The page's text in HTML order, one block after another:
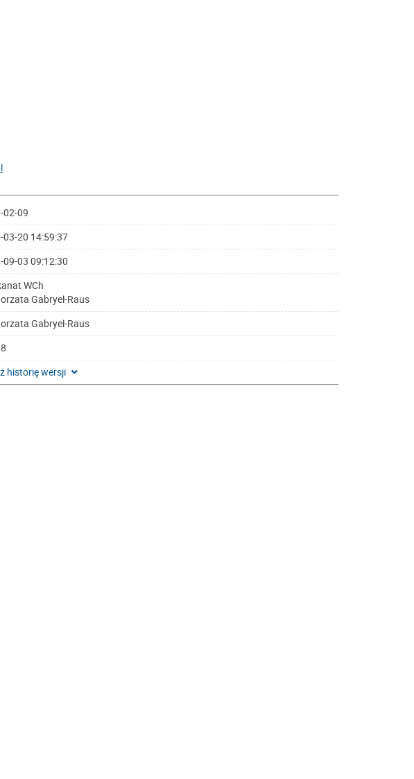
02-09
03-20 14:59:37
09-03 09:12:30
WCh
Gabryel-Raus
Gabryel-Raus
historię wersji